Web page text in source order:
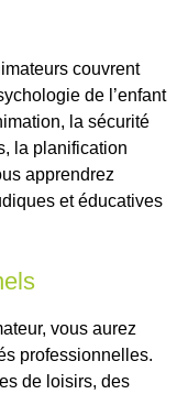
couvrent
de l’enfant
la sécurité
la planification
apprendrez
et éducatives
vous aurez
professionnelles.
de loisirs, des